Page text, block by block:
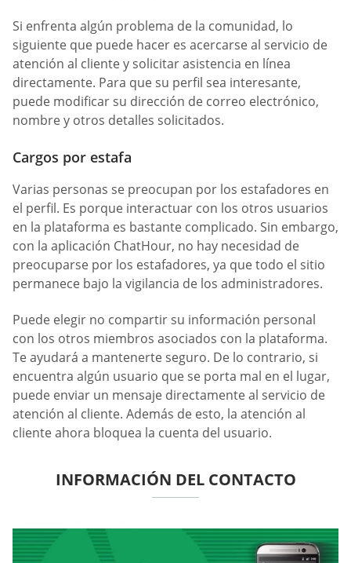
Si enfrenta algún problema de la comunidad, lo
siguiente que puede hacer es acercarse al servicio de
atención al cliente y solicitar asistencia en línea
directamente. Para que su perfil sea interesante,
puede modificar su dirección de correo electrónico,
nombre y otros detalles solicitados.
Cargos por estafa
Varias personas se preocupan por los estafadores en
el perfil. Es porque interactuar con los otros usuarios
en la plataforma es bastante complicado. Sin embargo,
con la aplicación ChatHour, no hay necesidad de
preocuparse por los estafadores, ya que todo el sitio
permanece bajo la vigilancia de los administradores.
Puede elegir no compartir su información personal
con los otros miembros asociados con la plataforma.
Te ayudará a mantenerte seguro. De lo contrario, si
encuentra algún usuario que se porta mal en el lugar,
puede enviar un mensaje directamente al servicio de
atención al cliente. Además de esto, la atención al
cliente ahora bloquea la cuenta del usuario.
INFORMACIÓN DEL CONTACTO